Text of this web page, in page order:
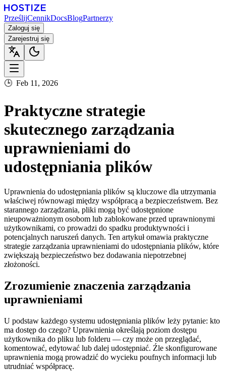
PrześlijCennikDocsBlogPartnerzy
Zaloguj się
Zarejestruj się
🕒 Feb 11, 2026
Praktyczne strategie
skutecznego zarządzania
uprawnieniami do
udostępniania plików
Uprawnienia do udostępniania plików są kluczowe dla utrzymania
właściwej równowagi między współpracą a bezpieczeństwem. Bez
starannego zarządzania, pliki mogą być udostępnione
nieupoważnionym osobom lub zablokowane przed uprawnionymi
użytkownikami, co prowadzi do spadku produktywności i
potencjalnych naruszeń danych. Ten artykuł omawia praktyczne
strategie zarządzania uprawnieniami do udostępniania plików, które
zwiększają bezpieczeństwo bez dodawania niepotrzebnej
złożoności.
Zrozumienie znaczenia zarządzania
uprawnieniami
U podstaw każdego systemu udostępniania plików leży pytanie: kto
ma dostęp do czego? Uprawnienia określają poziom dostępu
użytkownika do pliku lub folderu — czy może on przeglądać,
komentować, edytować lub dalej udostępniać. Źle skonfigurowane
uprawnienia mogą prowadzić do wycieku poufnych informacji lub
utrudniać współpracę.